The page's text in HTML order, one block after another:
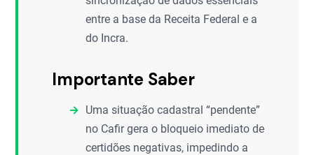
entre a base da Receita Federal e a
do Incra.
Importante Saber
Uma situação cadastral “pendente”
no Cafir gera o bloqueio imediato de
certidões negativas, impedindo a